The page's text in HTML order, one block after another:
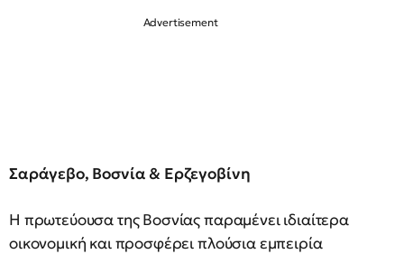
Σαράγεβο, Βοσνία & Ερζεγοβίνη
Η πρωτεύουσα της Βοσνίας παραμένει ιδιαίτερα
οικονομική και προσφέρει πλούσια εμπειρία